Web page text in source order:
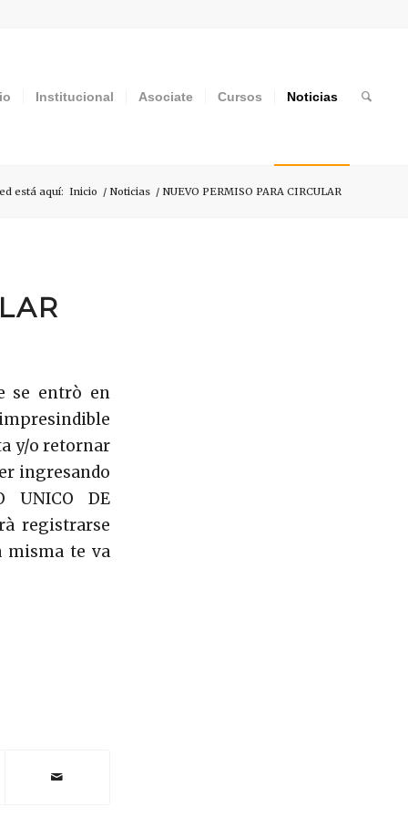
Institucional Asociate Cursos Noticias
está aquí: Inicio / Noticias / NUEVO PERMISO PARA CIRCULAR
se entrò en
y/o retornar
ingresando
UNICO DE
registrarse
misma te va